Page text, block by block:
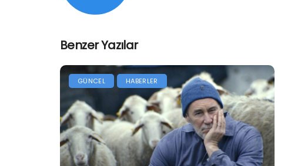
Benzer Yazılar
GÜNCEL HABERLER